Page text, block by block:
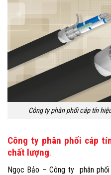
Công ty phân phối cáp tín
Công ty phân phối cáp
chất lượng.
Ngọc Bảo – Công ty phân